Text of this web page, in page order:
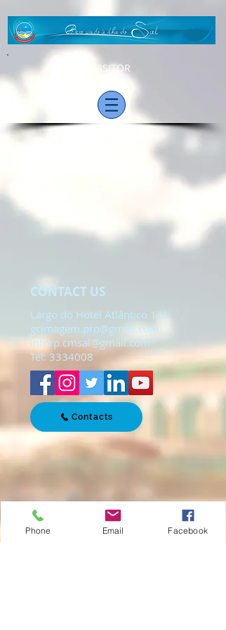
VISITOR
CONTACT US
Largo do Hotel Atlântico 141.
gcimagem.pro@gmail.com
inforp.cmsal@gmail.com
Tel: 3334008
Contacts
Phone Email Facebook